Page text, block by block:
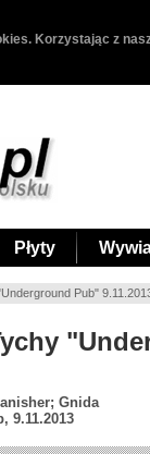
Korzystając z
Płyty
Pub"
Gnida
9.11.2013